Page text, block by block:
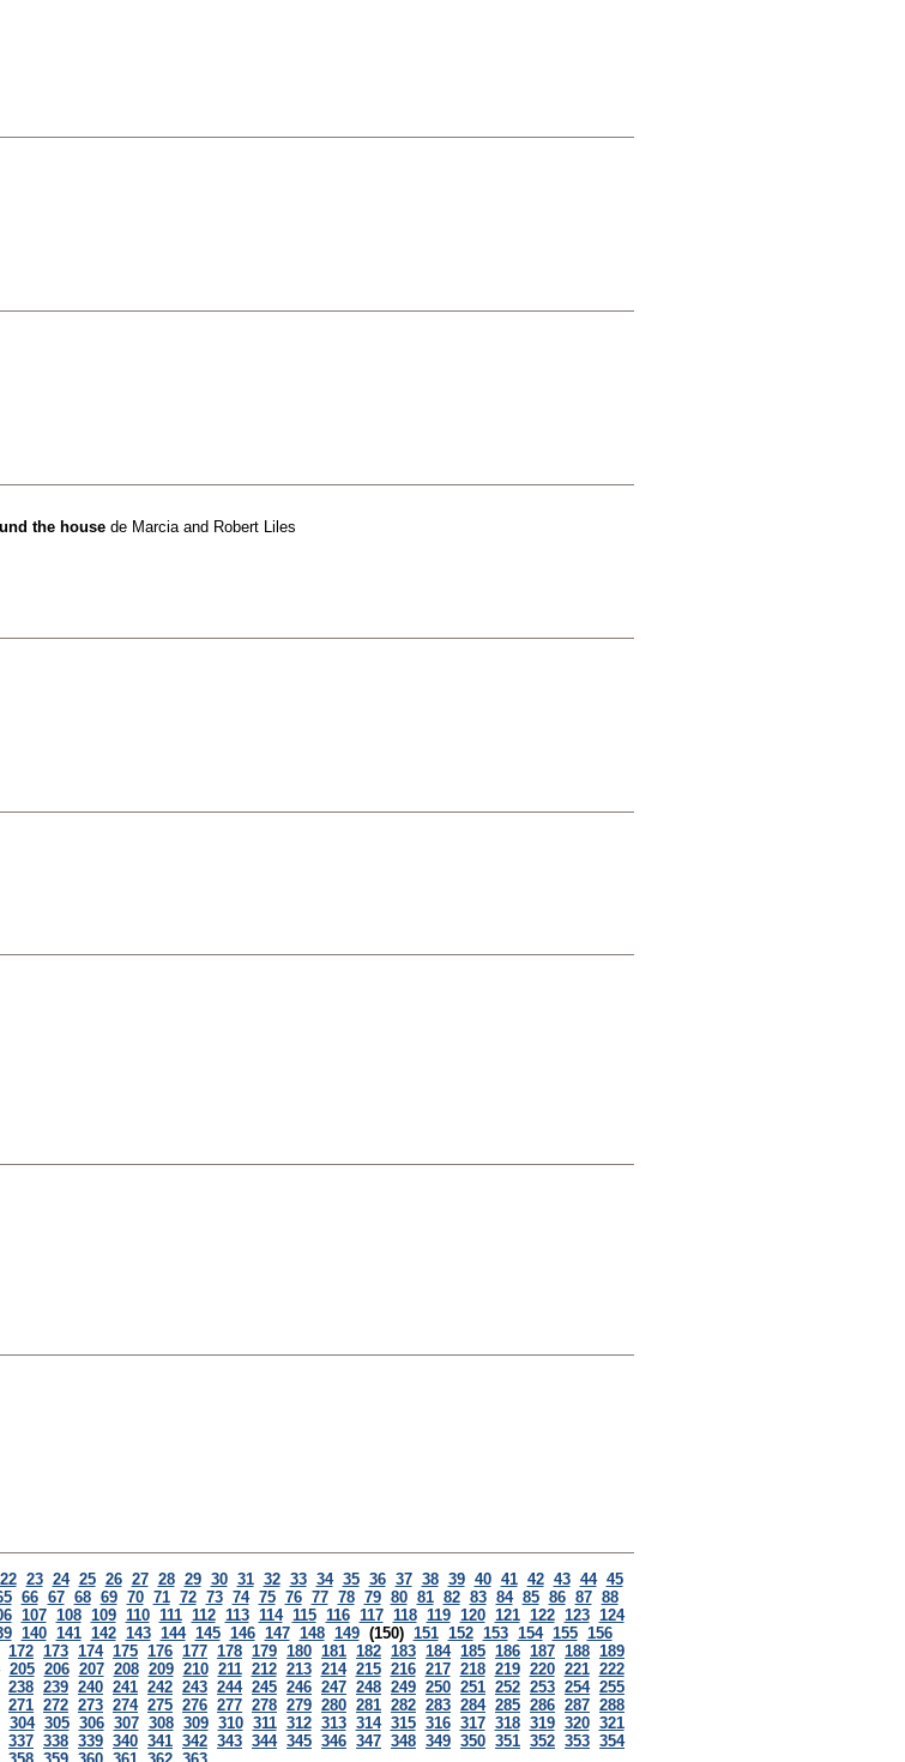
the house de Marcia and Robert Liles
22 23 24 25 26 27 28 29 30 31 32 33 34 35 36 37 38 39 40 41 42 43 44 45
66 67 68 69 70 71 72 73 74 75 76 77 78 79 80 81 82 83 84 85 86 87 88
107 108 109 110 111 112 113 114 115 116 117 118 119 120 121 122 123 124
140 141 142 143 144 145 146 147 148 149 (150) 151 152 153 154 155 156
172 173 174 175 176 177 178 179 180 181 182 183 184 185 186 187 188 189
205 206 207 208 209 210 211 212 213 214 215 216 217 218 219 220 221 222
238 239 240 241 242 243 244 245 246 247 248 249 250 251 252 253 254 255
271 272 273 274 275 276 277 278 279 280 281 282 283 284 285 286 287 288
304 305 306 307 308 309 310 311 312 313 314 315 316 317 318 319 320 321
337 338 339 340 341 342 343 344 345 346 347 348 349 350 351 352 353 354